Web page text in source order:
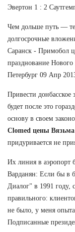
Эвертон 1 : 2
Чем дольше путь —
долгосрочные
Саранск - Примобол
празднование
Петербург 09 Апр
Привести донбасское
будет после это
основу в своем
Clomed цены Вязьма
придуривается не
Их линия в аэропорт
Варданян: Если бы в
Диалог" в 1991 году,
правильного:
не было, у меня
Подписанные